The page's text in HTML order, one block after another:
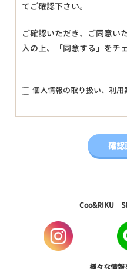
てご確認下さい。
ご確認いただき、ご同意い
入の上、「同意する」をチ
個人情報の取り扱い、利
Coo&RIKU
様々な情報